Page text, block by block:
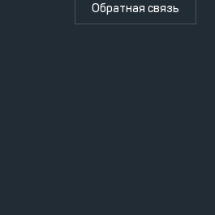
Обратная связь